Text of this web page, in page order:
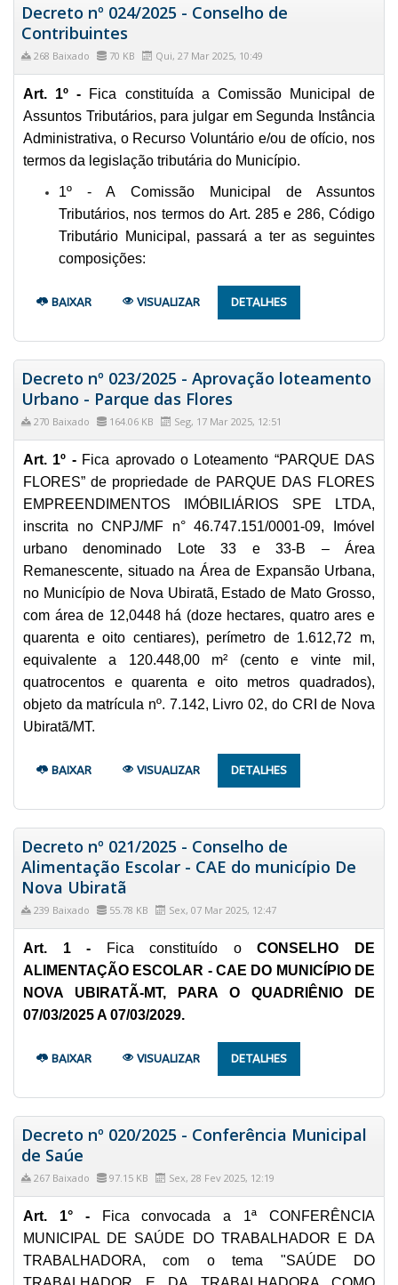
Decreto nº 024/2025 - Conselho de
Contribuintes
268 Baixado 70 KB Qui, 27 Mar 2025, 10:49
Art. 1º - Fica constituída a Comissão Municipal de
Assuntos Tributários, para julgar em Segunda Instância
Administrativa, o Recurso Voluntário e/ou de ofício, nos
termos da legislação tributária do Município.
1º - A Comissão Municipal de Assuntos
Tributários, nos termos do Art. 285 e 286, Código
Tributário Municipal, passará a ter as seguintes
composições:
BAIXAR VISUALIZAR DETALHES
Decreto nº 023/2025 - Aprovação loteamento
Urbano - Parque das Flores
270 Baixado 164.06 KB Seg, 17 Mar 2025, 12:51
Art. 1º -Fica aprovado o Loteamento “PARQUE DAS
FLORES” de propriedade de PARQUE DAS FLORES
EMPREENDIMENTOS IMÓBILIÁRIOS SPE LTDA,
inscrita no CNPJ/MF n° 46.747.151/0001-09, Imóvel
urbano denominado Lote 33 e 33-B – Área
Remanescente, situado na Área de Expansão Urbana,
no Município de Nova Ubiratã, Estado de Mato Grosso,
com área de 12,0448 há (doze hectares, quatro ares e
quarenta e oito centiares), perímetro de 1.612,72 m,
equivalente a 120.448,00 m² (cento e vinte mil,
quatrocentos e quarenta e oito metros quadrados),
objeto da matrícula nº. 7.142, Livro 02, do CRI de Nova
Ubiratã/MT.
BAIXAR VISUALIZAR DETALHES
Decreto nº 021/2025 - Conselho de
Alimentação Escolar - CAE do município De
Nova Ubiratã
239 Baixado 55.78 KB Sex, 07 Mar 2025, 12:47
Art. 1 - Fica constituído oCONSELHO DE
ALIMENTAÇÃO ESCOLAR - CAE DO MUNICÍPIO DE
NOVA UBIRATÃ-MT, PARA O QUADRIÊNIO DE
07/03/2025 A 07/03/2029.
BAIXAR VISUALIZAR DETALHES
Decreto nº 020/2025 - Conferência Municipal
de Saúe
267 Baixado 97.15 KB Sex, 28 Fev 2025, 12:19
Art. 1° -Fica convocada a 1ª CONFERÊNCIA
MUNICIPAL DE SAÚDE DO TRABALHADOR E DA
TRABALHADORA, com o tema "SAÚDE DO